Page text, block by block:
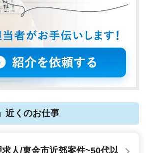
近くのお仕事
人/東金市近郊案件~50代以